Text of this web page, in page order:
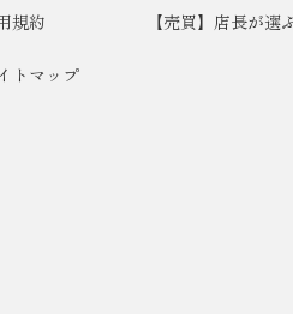
規約
トマップ
【売買】店長が選